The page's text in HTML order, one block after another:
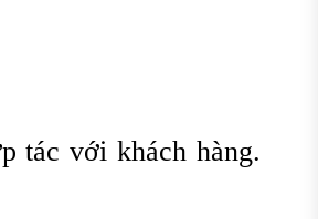
tác với khách hàng.